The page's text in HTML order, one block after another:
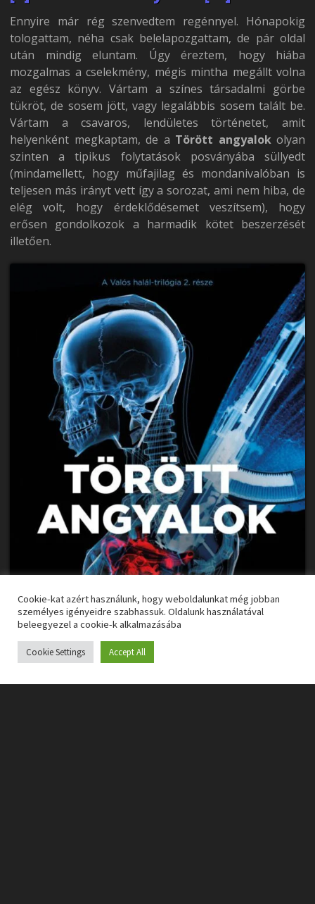
Ennyire már rég szenvedtem regénnyel. Hónapokig
tologattam, néha csak belelapozgattam, de pár oldal
után mindig eluntam. Úgy éreztem, hogy hiába
mozgalmas a cselekmény, mégis mintha megállt volna
az egész könyv. Vártam a színes társadalmi görbe
tükröt, de sosem jött, vagy legalábbis sosem talált be.
Vártam a csavaros, lendületes történetet, amit
helyenként megkaptam, de a Törött angyalokolyan
szinten a tipikus folytatások posványába süllyedt
(mindamellett, hogy műfajilag és mondanivalóban is
teljesen más irányt vett így a sorozat, ami nem hiba, de
elég volt, hogy érdeklődésemet veszítsem), hogy
erősen gondolkozok a harmadik kötet beszerzését
illetően.
Cookie-kat azért használunk, hogy weboldalunkat még jobban
személyes igényeidre szabhassuk. Oldalunk használatával
beleegyezel a cookie-k alkalmazásába
Cookie Settings Accept All